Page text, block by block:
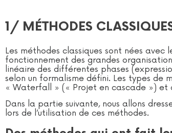
1/ MÉTHODES
Les méthodes classiques sont nées
fonctionnement des grandes
linéaire des différentes phases
selon un formalisme défini. Les types de
« Waterfall » (« Projet en cascade ») et
Dans la partie suivante, nous allons
lors de l’utilisation de ces méthodes.